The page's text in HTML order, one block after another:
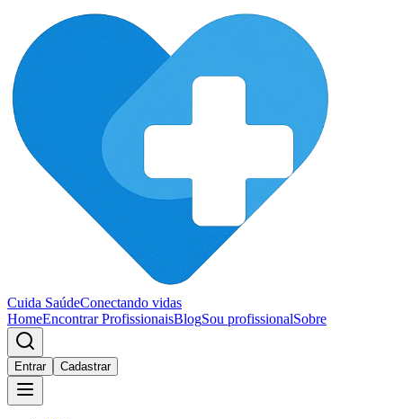
Cuida SaúdeConectando vidas
HomeEncontrar ProfissionaisBlogSou profissionalSobre
Entrar Cadastrar